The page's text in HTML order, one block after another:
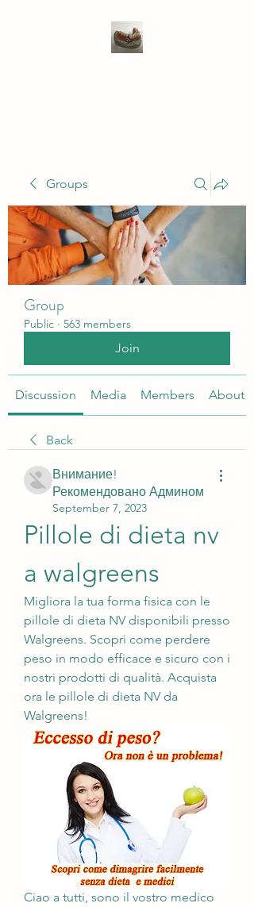
Groups
Group
Public · 563 members
Join
Discussion Media Members About
Back
Внимание!
Рекомендовано Админом
September 7, 2023
Pillole di dieta nv
a walgreens
Migliora la tua forma fisica con le
pillole di dieta NV disponibili presso
Walgreens. Scopri come perdere
peso in modo efficace e sicuro con i
nostri prodotti di qualità. Acquista
ora le pillole di dieta NV da
Walgreens!
Ciao a tutti, sono il vostro medico